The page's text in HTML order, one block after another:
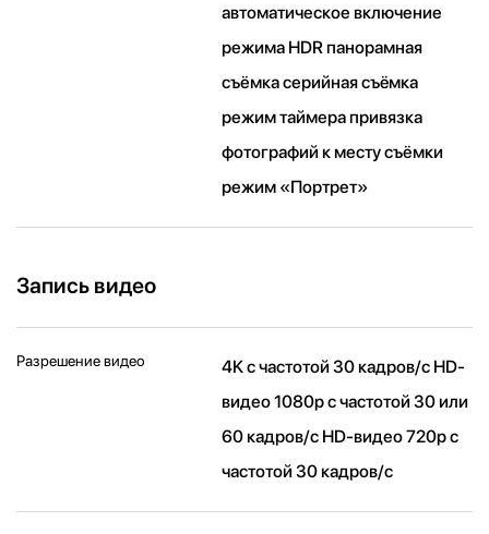
автоматическое включение
режима HDR панорамная
съёмка серийная съëмка
режим таймера привязка
фотографий к месту съёмки
режим «Портрет»
Запись видео
Разрешение видео
4K с частотой 30 кадров/ с HD-
видео 1080p с частотой 30 или
60 кадров/ с HD-видео 720p с
частотой 30 кадров/ с